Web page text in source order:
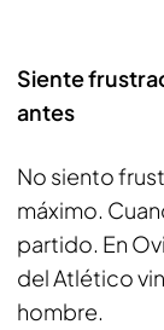
Siente
antes
No siento
máximo.
partido. En
del Atlético
hombre.